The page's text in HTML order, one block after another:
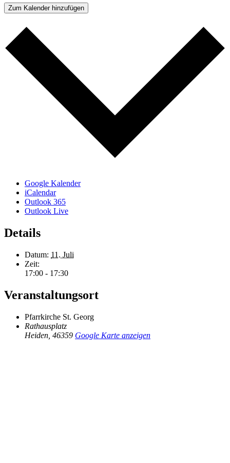
Zum Kalender hinzufügen
Google Kalender
iCalendar
Outlook 365
Outlook Live
Details
Datum: 11. Juli
Zeit:
17:00 - 17:30
Veranstaltungsort
Pfarrkirche St. Georg
Rathausplatz
Heiden 46359 Google Karte anzeigen